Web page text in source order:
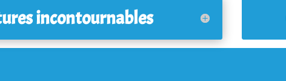
incontournables